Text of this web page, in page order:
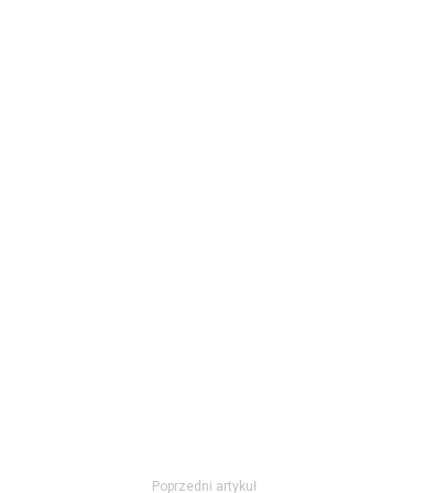
Poprzedni artykuł